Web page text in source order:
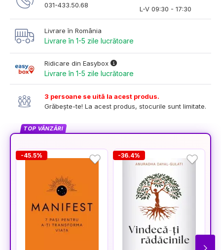
031-433.50.68
L-V 09:30 - 17:30
Livrare în România
Livrare în 1-5 zile lucrătoare
Ridicare din Easybox
Livrare în 1-5 zile lucrătoare
3 persoane se uită la acest produs.
Grăbește-te! La acest produs, stocurile sunt limitate.
TOP VÂNZĂRI
-45.5% -36.4%